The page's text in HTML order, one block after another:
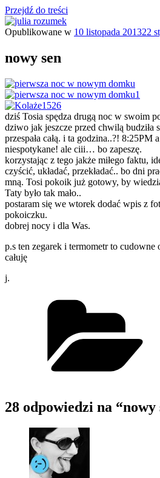
Przejdź do treści
Opublikowane w 10 listopada 201322
nowy sen
dziś Tosia spędza drugą noc w swoim
dziwo jak jeszcze przed chwilą budziła
przespała całą. i ta godzina..?! 8:25PM
niespotykane! ale ciii… bo zapeszę.
korzystając z tego jakże miłego faktu,
czyścić, układać, przekładać.. bo dni
mną. Tosi pokoik już gotowy, by
Taty było tak mało..
postaram się we wtorek dodać wpis z
pokoiczku.
dobrej nocy i dla Was.
p.s ten zegarek i termometr to
całuję
j.
28 odpowiedzi na “nowy